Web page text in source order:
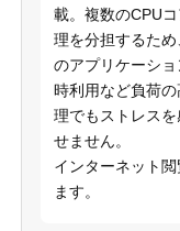
載。複数のCPU
理を分担するため
のアプリケーショ
時利用など負荷
理でもストレスを
せません。
インターネット
ます。